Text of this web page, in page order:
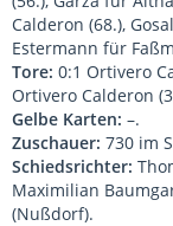
Calderon (68.),
Estermann für
Tore: 0:1 Ortivero
Ortivero Calderon
Gelbe Karten: –.
Zuschauer: 730 im
Schiedsrichter:
Maximilian
(Nußdorf).